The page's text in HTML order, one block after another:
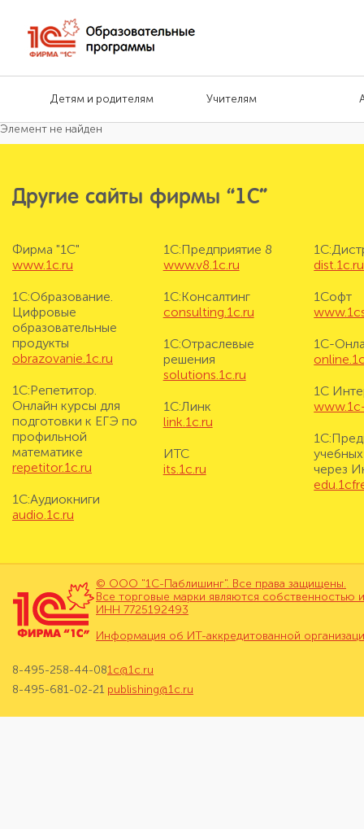
Детям и родителям Учителям
Элемент не найден
Другие сайты фирмы “1С”
Фирма "1С"
www.1c.ru
1С:Образование.
Цифровые
образовательные
продукты
obrazovanie.1c.ru
1С:Репетитор.
Онлайн курсы для
подготовки к ЕГЭ по
профильной
математике
repetitor.1c.ru
1С:Аудиокниги
audio.1c.ru
1С:Предприятие 8
www.v8.1c.ru
1С:Консалтинг
consulting.1c.ru
1С:Отраслевые
решения
solutions.1c.ru
1С:Линк
link.1c.ru
ИТС
its.1c.ru
dist.1c.ru
1Софт
1С-
1С
через
© ООО "1С-Паблишинг". Все права защищены.
Все торговые марки являются собственностью
ИНН 7725192493
Информация об ИТ-аккредитованной
8-495-258-44-08
8-495-681-02-21
1c@1c.ru
publishing@1c.ru